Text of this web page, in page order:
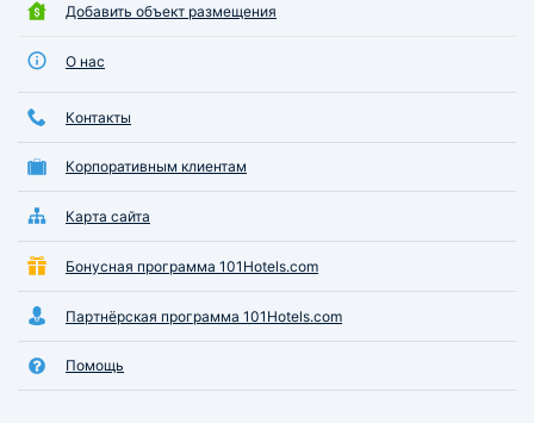
Добавить объект размещения
О нас
Контакты
Корпоративным клиентам
Карта сайта
Бонусная программа 101Hotels.com
Партнёрская программа 101Hotels.com
Помощь